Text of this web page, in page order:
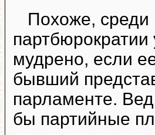
Похоже, среди
мудрено, если
бывший
парламенте.
бы партийные